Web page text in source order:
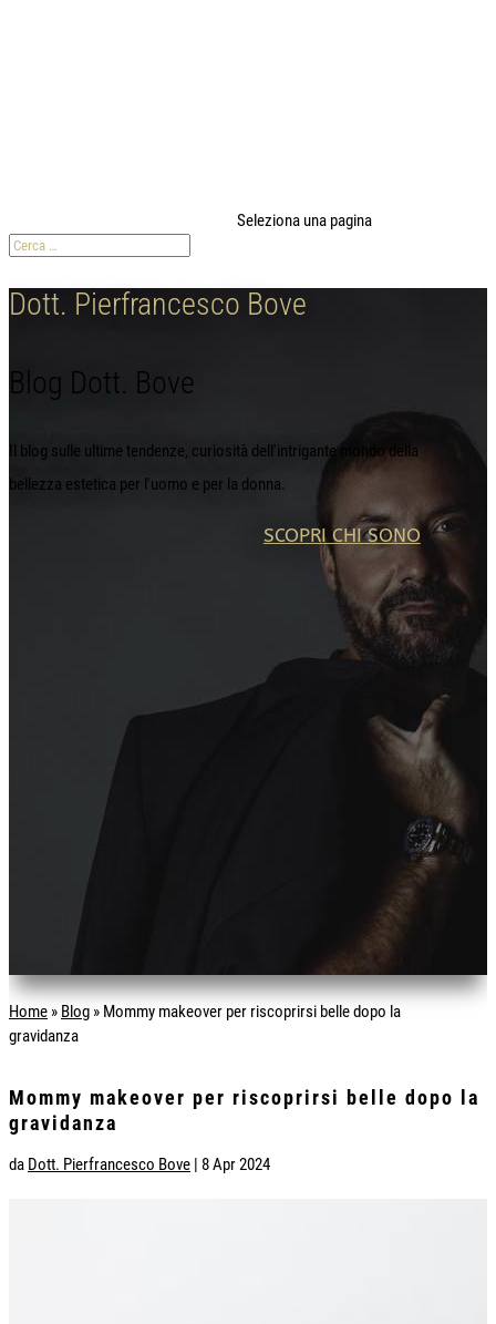
Seleziona una pagina
Dott. Pierfrancesco Bove
Blog Dott. Bove
Il blog sulle ultime tendenze, curiosità dell'intrigante mondo della
bellezza estetica per l'uomo e per la donna.
SCOPRI CHI SONO
Home » Blog » Mommy makeover per riscoprirsi belle dopo la
gravidanza
Mommy makeover per riscoprirsi belle dopo la
gravidanza
da Dott. Pierfrancesco Bove | 8 Apr 2024